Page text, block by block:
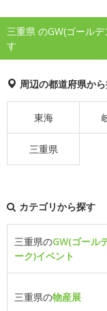
三重県 のGW(ゴール
す
周辺の都道府県か
東海
三重県
カテゴリから探す
三重県のGW(ゴール
ーク)イベント
三重県の物産展